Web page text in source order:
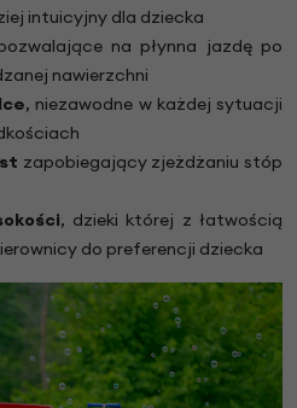
intuicyjny dla dziecka
na płynna jazdę po
nawierzchni
, niezawodne w każdej sytuacji
zapobiegający zjeżdżaniu stóp
, dzieki której z łatwością
do preferencji dziecka